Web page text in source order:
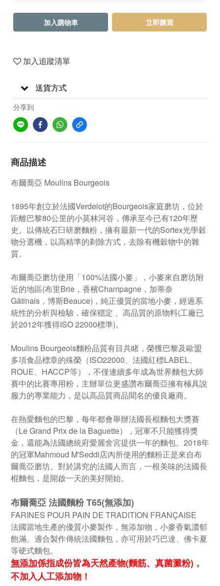
加入購物車 立即購買
加入追蹤清單
送貨方式
分享到
商品描述
布爾喬亞 Moulins Bourgeois
1895年創立於法國Verdelot的Bourgeois家庭磨坊，位於
距離巴黎80公里的小莫林河谷，傳承至今已有120年歷
史。以傳統石臼研磨麵粉，擁有最新一代的Sortex光學穀
物分選機，以高精準的剃除方式，去除有機穀物中的雜
質。
布爾喬亞磨坊使用「100%法國小麥」，小麥來自磨坊附
近的地區(布里Brie，香檳Champagne，加蒂奈
Gâtinais，博斯Beauce)，純正優質的當地小麥，經過系
統性的分析與檢驗，確保穩定 、高品質的原物料(工廠已
於2012年獲得ISO 22000標準)。
Moulins Bourgeois麵粉品質有目共睹，榮獲巴黎及歐盟
多項食品標章的殊榮（ISO22000、法國紅標LABEL、
ROUE、HACCP等），不僅連續多年成為世界麵包大師
賽中的比賽專用粉，主辦單位更盛讚布爾喬亞擁有極具說
服力的專業能力，是以高品質商品聞名的優良廠商。
在熱愛麵包的巴黎，每年都會舉辦法國長棍麵包大獎賽
（Le Grand Prix de la Baguette），冠軍不只能獲得獎
金，還能為法國總統府愛麗舍宮提供一年的麵包。2018年
的冠軍Mahmoud M'Seddi店內所使用的麵粉正是來自布
爾喬亞磨坊。對於講究的法國人而言，一根美味的法國長
棍麵包，是開啟一天的美好開始。
布爾喬亞 法國麵粉 T65(無添加)
FARINES POUR PAIN DE TRADITION FRANÇAISE
法國當地生產的優質小麥製作，無添加物，小麥香氣濃郁
飽滿。適合製作傳統法國麵包，亦可用於巧巴達、佛卡夏
等硬式麵包。
無添加係指成份皆為天然產物(麵筋、真菌澱粉)，
不加入人工添加物！